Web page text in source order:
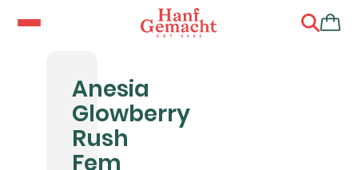
Anesia
Glowberry
Rush
Fem